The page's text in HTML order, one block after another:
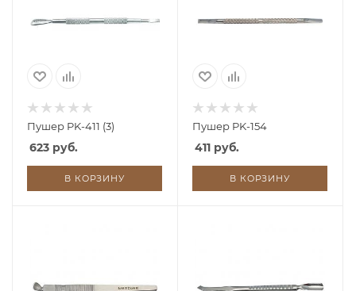
Пушер PK-411 (3)
623 руб.
В КОРЗИНУ
Пушер PK-154
411 руб.
В КОРЗИНУ